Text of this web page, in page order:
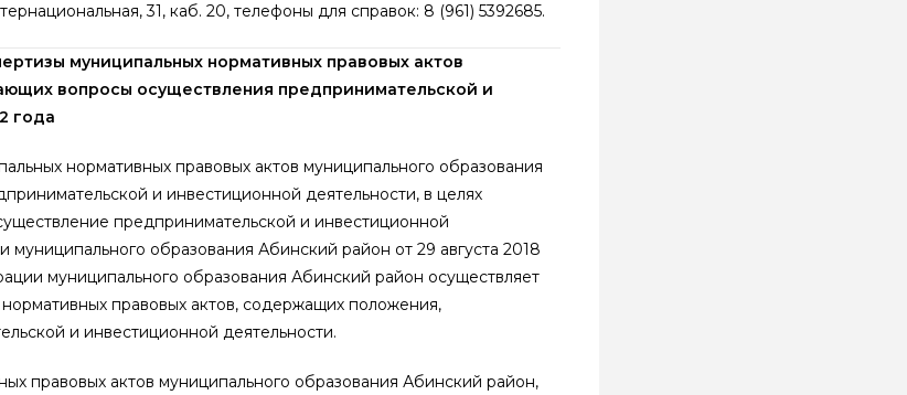
31, каб. 20, телефоны для справок: 8 (961) 5392685.
муниципальных нормативных правовых актов
вопросы осуществления предпринимательской и
года
нормативных правовых актов муниципального образования
и инвестиционной деятельности, в целях
предпринимательской и инвестиционной
образования Абинский район от 29 августа 2018
муниципального образования Абинский район осуществляет
правовых актов, содержащих положения,
и инвестиционной деятельности.
правовых актов муниципального образования Абинский район,